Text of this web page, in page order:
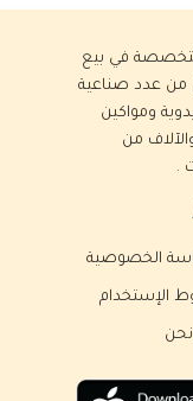
في بيع
من عدد صناعية
ومواكين
من
.
الخصوصية
الإستخدام